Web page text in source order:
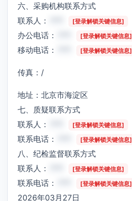
六、采购机构联系方式
联系人：
[登录解锁关键信息]
办公电话： [登录解锁关键信息]
移动电话： [登录解锁关键信息]
传真：/
地址：北京市海淀区
七、质疑联系方式
联系人：
[登录解锁关键信息]
联系电话： [登录解锁关键信息]
八、纪检监督联系方式
联系人：
[登录解锁关键信息]
联系电话： [登录解锁关键信息]
2026年03月27日